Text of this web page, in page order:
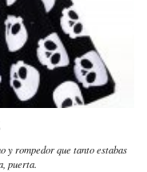
y rompedor que tanto estabas
puerta.